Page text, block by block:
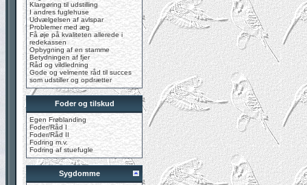
Klargøring til udstilling
I andres fuglehuse
Udvælgelsen af avlspar
Problemer med æg
Få øje på kvaliteten allerede i
redekassen
Opbygning af en stamme
Betydningen af fjer
Råd og vildledning
Gode og velmente råd til succes
som udstiller og opdrætter
Foder og tilskud
Egen Frøblanding
Foder/Råd I
Foder/Råd II
Fodring m.v.
Fodring af stuefugle
Sygdomme